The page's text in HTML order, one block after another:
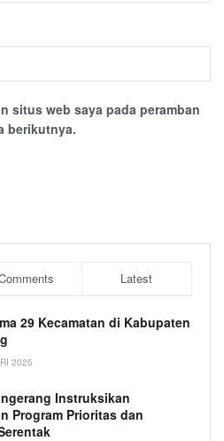
situs web saya pada peramban
berikutnya.
Latest
29 Kecamatan di Kabupaten
2025
Instruksikan
Program Prioritas dan